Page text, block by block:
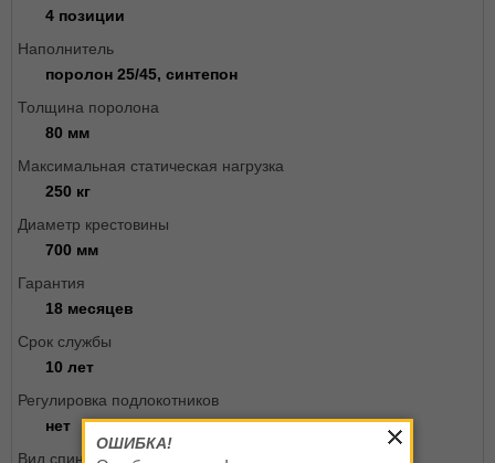
4 позиции
Наполнитель
поролон 25/45, синтепон
Толщина поролона
80 мм
Максимальная статическая нагрузка
250 кг
Диаметр крестовины
700 мм
Гарантия
18 месяцев
Срок службы
10 лет
Регулировка подлокотников
нет
Вид спинки
ОШИБКА!